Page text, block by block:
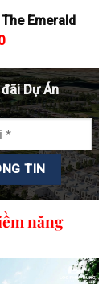
Emerald
Dự Án
năng